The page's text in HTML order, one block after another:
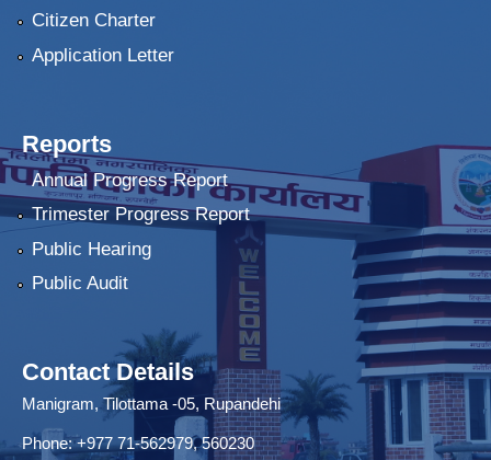
Citizen Charter
Application Letter
Reports
Annual Progress Report
Trimester Progress Report
Public Hearing
Public Audit
Contact Details
Manigram, Tilottama -05, Rupandehi
Phone: +977 71-562979, 560230